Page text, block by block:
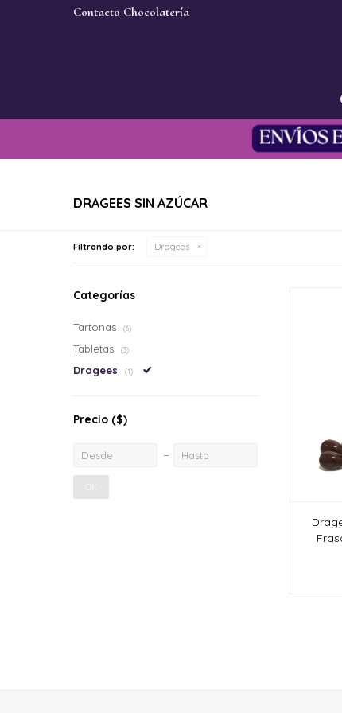
Contacto Chocolatería
DRAGEES SIN AZÚCAR
Filtrando por: Dragees
Categorías
Tartonas (6)
Tabletas (3)
Dragees (1)
Precio ($)